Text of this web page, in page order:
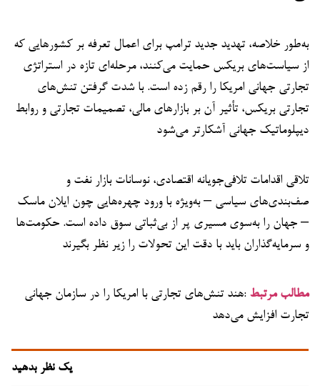
به‌طور خلاصه، تهدید جدید ترامپ برای اعمال تعرفه بر کشورهایی که
از سیاست‌های بریکس حمایت می‌کنند، مرحله‌ای تازه در استراتژی
تجارتی جهانی امریکا را رقم زده است. با شدت گرفتن تنش‌های
تجارتی بریکس، تأثیر آن بر بازارهای مالی، تصمیمات تجارتی و روابط
دیپلوماتیک جهانی آشکارتر می‌شود
تلاقی اقدامات تلافی‌جویانه اقتصادی، نوسانات بازار نفت و
صف‌بندی‌های سیاسی – به‌ویژه با ورود چهره‌هایی چون ایلان ماسک
– جهان را به‌سوی مسیری پر از بی‌ثباتی سوق داده است. حکومت‌ها
و سرمایه‌گذاران باید با دقت این تحولات را زیر نظر بگیرند
مطالب مرتبط :هند تنش‌های تجارتی با امریکا را در سازمان جهانی
تجارت افزایش می‌دهد
یک نظر بدهید